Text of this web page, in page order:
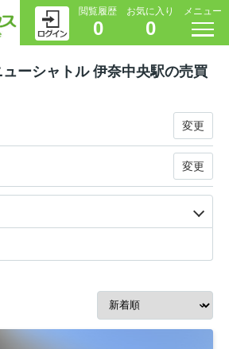
閲覧履歴
0
お気に入り
0
メニュー
ーシャトル 伊奈中央駅の売買
変更
変更